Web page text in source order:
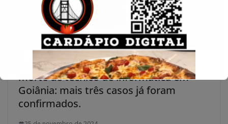
Falta de vagas em UTIs resulta em
morte de técnico de informática em
Goiânia: mais três casos já foram
confirmados.